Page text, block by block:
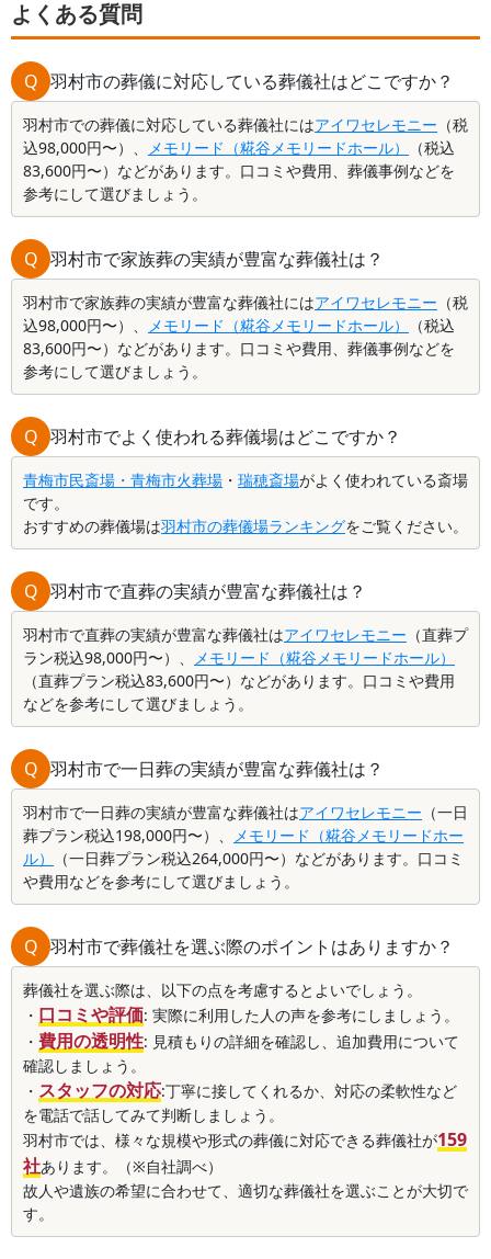
な申請手順をわかりやすく解説します。 あわせ
て、助成金と併用できる最大55,000円の葬祭特
ます。恵方巻きを毎年食
深めてくださいね。
よくある質問
Q 羽村市の葬儀に対応している葬儀社はどこですか？
羽村市での葬儀に対応している葬儀社にはアイワセレモニー （税
込98,000円〜）、
メモリード（糀谷メモリードホール）
（税込
83,600円〜）などがあります。口コミや費用、葬儀事例などを
参考にして選びましょう。
Q 羽村市で家族葬の実績が豊富な葬儀社は？
羽村市で家族葬の実績が豊富な葬儀社にはアイワセレモニー （税
込98,000円〜）、
メモリード（糀谷メモリードホール）
（税込
83,600円〜）などがあります。口コミや費用、葬儀事例などを
参考にして選びましょう。
Q 羽村市でよく使われる葬儀場はどこですか？
青梅市民斎場・青梅市火葬場 ・ 瑞穂斎場がよく使われている斎場
です。
おすすめの葬儀場は羽村市の葬儀場ランキングをご覧ください。
Q 羽村市で直葬の実績が豊富な葬儀社は？
羽村市で直葬の実績が豊富な葬儀社はアイワセレモニー （直葬プ
ラン税込98,000円〜）、
メモリード（糀谷メモリードホール）
（直葬プラン税込83,600円〜）などがあります。口コミや費用
などを参考にして選びましょう。
Q 羽村市で一日葬の実績が豊富な葬儀社は？
羽村市で一日葬の実績が豊富な葬儀社はアイワセレモニー （一日
葬プラン税込198,000円〜）、
メモリード（糀谷メモリードホー
ル）
（一日葬プラン税込264,000円〜）などがあります。口コミ
や費用などを参考にして選びましょう。
Q 羽村市で葬儀社を選ぶ際のポイントはありますか？
葬儀社を選ぶ際は、以下の点を考慮するとよいでしょう。
・ 口コミや評価: 実際に利用した人の声を参考にしましょう。
・ 費用の透明性: 見積もりの詳細を確認し、追加費用について
確認しましょう。
・ スタッフの対応:丁寧に接してくれるか、対応の柔軟性など
を電話で話してみて判断しましょう。
羽村市では、様々な規模や形式の葬儀に対応できる葬儀社が159
社あります。（※自社調べ）
故人や遺族の希望に合わせて、適切な葬儀社を選ぶことが大切で
す。